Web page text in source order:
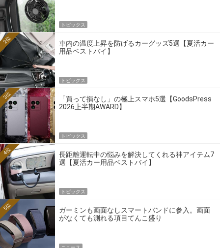
トピックス
車内の温度上昇を防げるカーグッズ5選【夏活カー
用品ベストバイ】
2位
トピックス
「買って損なし」の極上スマホ5選【GoodsPress
2026上半期AWARD】
3位
トピックス
長距離運転中の悩みを解決してくれる神アイテム7
選【夏活カー用品ベストバイ】
4位
トピックス
ガーミンも画面なしスマートバンドに参入。画面
がなくても測れる項目てんこ盛り
5位